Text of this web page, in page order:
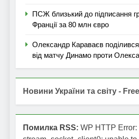
ПСЖ близький до підписання
Франції за 80 млн євро
Олександр Караваєв
від матчу Динамо проти
Новини України та світу -
Помилка RSS: WP HTTP Error: